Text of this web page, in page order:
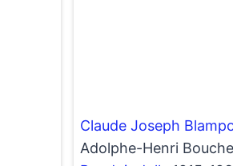
Claude Joseph
Adolphe-Henri